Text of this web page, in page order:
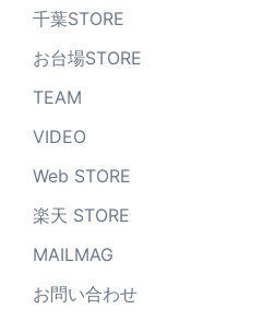
千葉STORE
お台場STORE
TEAM
VIDEO
Web STORE
楽天 STORE
MAILMAG
お問い合わせ